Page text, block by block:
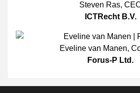
Steven Ras,
ICTRecht B.V.
Eveline van Manen,
Forus-P Ltd.